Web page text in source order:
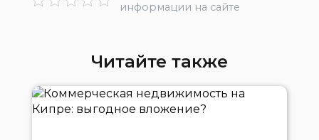
информации на сайте
Читайте также